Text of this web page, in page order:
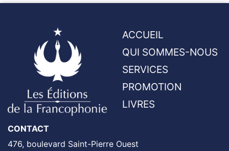
ACCUEIL
QUI SOMMES-NOUS
SERVICES
PROMOTION
LIVRES
CONTACT
476, boulevard Saint-Pierre Ouest